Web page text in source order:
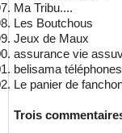
Ma Tribu....
Les Boutchous
Jeux de Maux
assurance vie
belisama téléphones
Le panier de
Trois